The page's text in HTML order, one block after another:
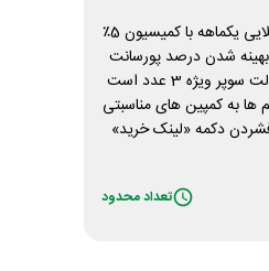
یکماهه با کمیسیون 5٪
شدن درصد پورسانت
ویژه 3 عدد است
ها به کمپین های مناسبتی
دکمه «لینک خرید»
تعداد محدود